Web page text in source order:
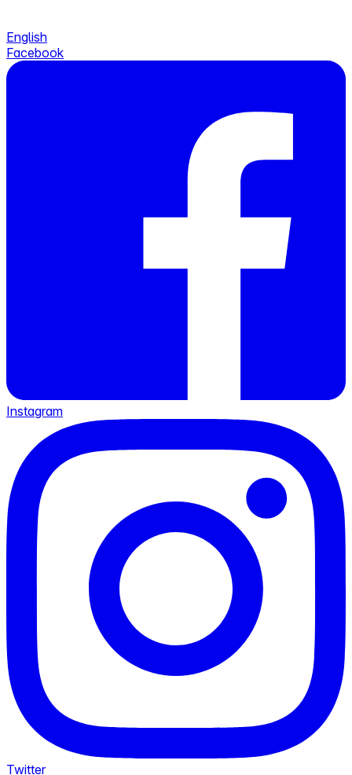
English
Facebook
Instagram
Twitter